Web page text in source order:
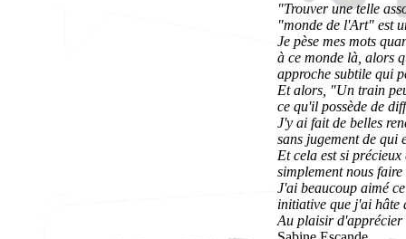
"Trouver une telle
"monde de l'Art" est
Je pèse mes mots
à ce monde là, alors
approche subtile qui
Et alors, "Un train
ce qu'il possède de
J'y ai fait de belles
sans jugement de qui
Et cela est si
simplement nous
J'ai beaucoup aimé
initiative que j'ai hâte
Au plaisir d'apprécier